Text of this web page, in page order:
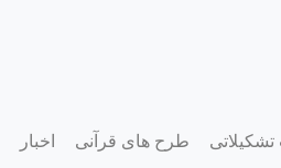
طرح های قرآنی اخبار